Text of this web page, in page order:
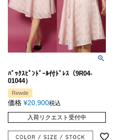
ﾊﾞｯｸｽﾋﾟﾝﾄﾞｰﾙ付ﾄﾞﾚｽ（9R04-
01044）
Rewde
価格 ¥20,900税込
入荷リクエスト受付中